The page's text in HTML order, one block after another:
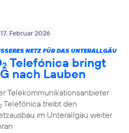
17. Februar 2026
NETZ FÜR DAS UNTERALLGÄU
2 Telefónica bringt
nach Lauben
Telekommunikationsanbieter
Telefónica treibt den
im Unterallgäu weiter